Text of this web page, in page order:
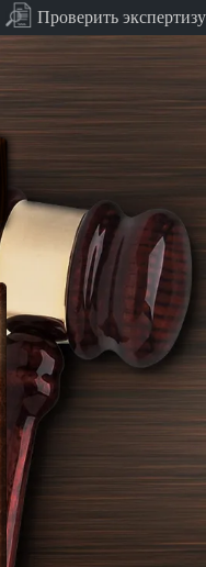
Проверить экспертизу